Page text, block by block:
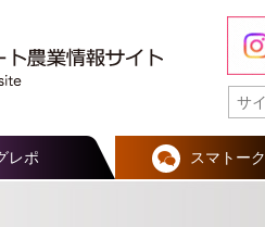
レポ スマトーク